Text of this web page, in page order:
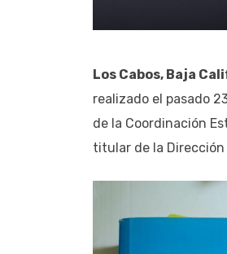
Los Cabos, Baja
realizado el pasado
de la Coordinación
titular de la